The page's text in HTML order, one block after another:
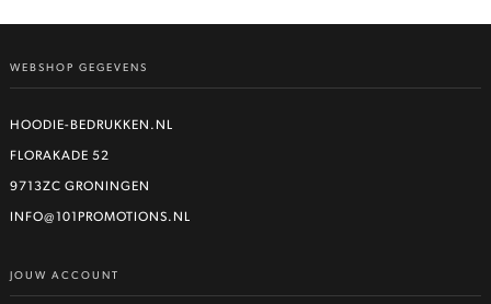
WEBSHOP GEGEVENS
HOODIE-BEDRUKKEN.NL
FLORAKADE 52
9713ZC GRONINGEN
INFO@101PROMOTIONS.NL
JOUW ACCOUNT